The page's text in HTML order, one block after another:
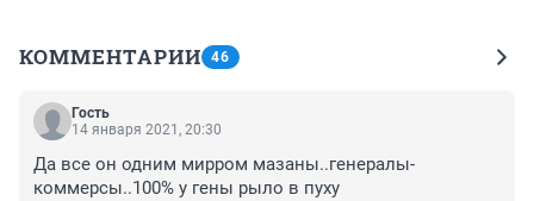
КОММЕНТАРИИ 46
Гость
14 января 2021, 20:30
Да все он одним мирром мазаны..генералы-
коммерсы..100% у гены рыло в пуху